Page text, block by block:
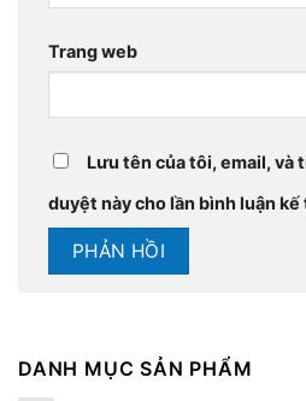
Trang web
Lưu tên của tôi, email,
duyệt này cho lần bình luận
DANH MỤC SẢN PHẨM